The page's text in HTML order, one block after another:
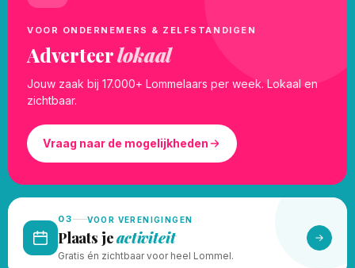
VOOR ONDERNEMERS & ZELFSTANDIGEN
Adverteerlokaal
Jouw zaak bij 17.000+ Lommelaars per week. Lokaal en
zichtbaar.
Vraag naar de mogelijkheden
03 VOOR VERENIGINGEN
Plaats jeactiviteit
Gratis én zichtbaar voor heel Lommel.